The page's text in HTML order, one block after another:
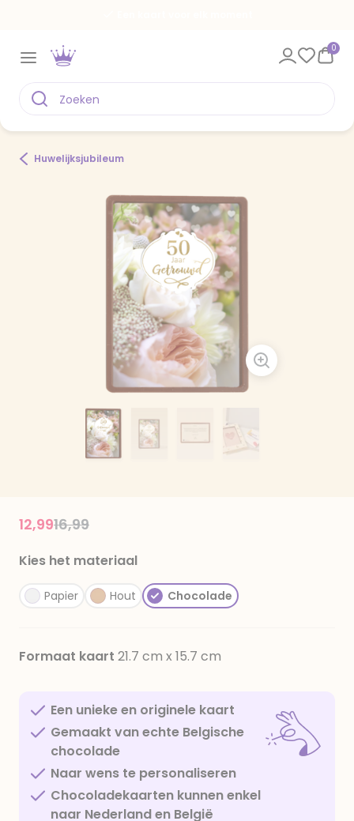
0
Huwelijksjubileum
Price reduced from
16,99to
12,99
Kies het materiaal
Papier Hout Chocolade
Formaat kaart 21.7 cm x 15.7 cm
Een unieke en originele kaart
Gemaakt van echte Belgische
chocolade
Naar wens te personaliseren
Chocoladekaarten kunnen enkel
naar Nederland en België